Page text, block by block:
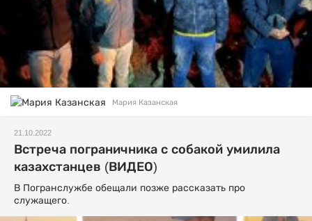
Мария Казанская
21.10.2022
Встреча пограничника с собакой умилила
казахстанцев (ВИДЕО)
В Погранслужбе обещали позже рассказать про
служащего.